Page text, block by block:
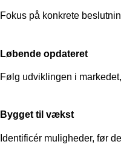
Fokus på konkrete
Løbende opdateret
Følg udviklingen i
Bygget til vækst
Identificér muligheder, før